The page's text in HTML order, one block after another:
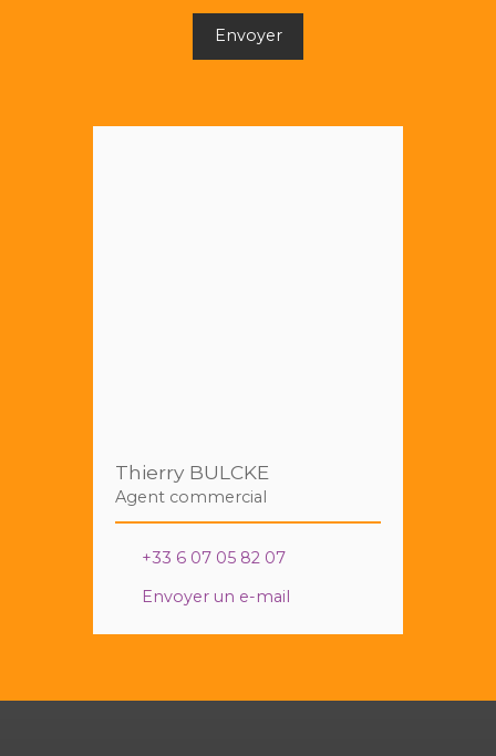
Envoyer
Thierry BULCKE
Agent commercial
+33 6 07 05 82 07
Envoyer un e-mail